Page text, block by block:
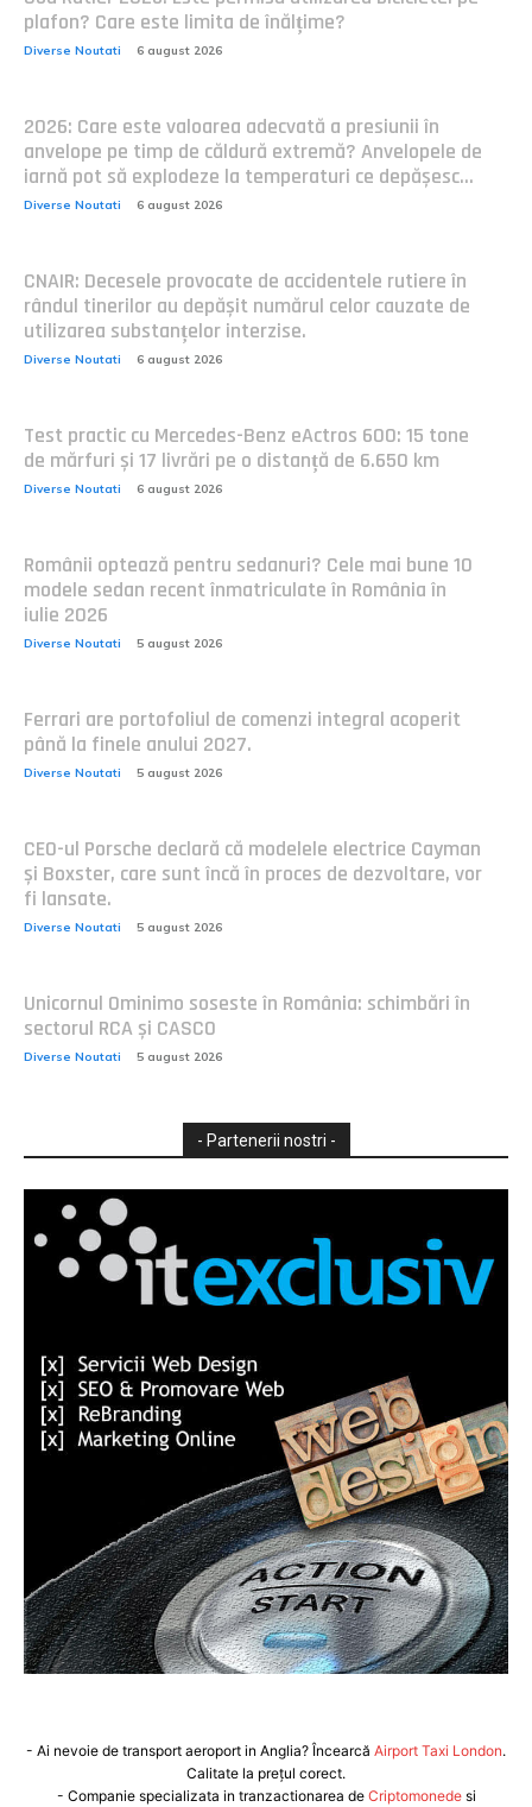
plafon? Care este limita de înălțime?
Diverse Noutati 6 august 2026
2026: Care este valoarea adecvată a presiunii în
anvelope pe timp de căldură extremă? Anvelopele de
iarnă pot să explodeze la temperaturi ce depășesc...
Diverse Noutati 6 august 2026
CNAIR: Decesele provocate de accidentele rutiere în
rândul tinerilor au depășit numărul celor cauzate de
utilizarea substanțelor interzise.
Diverse Noutati 6 august 2026
Test practic cu Mercedes-Benz eActros 600: 15 tone
de mărfuri și 17 livrări pe o distanță de 6.650 km
Diverse Noutati 6 august 2026
Românii optează pentru sedanuri? Cele mai bune 10
modele sedan recent înmatriculate în România în
iulie 2026
Diverse Noutati 5 august 2026
Ferrari are portofoliul de comenzi integral acoperit
până la finele anului 2027.
Diverse Noutati 5 august 2026
CEO-ul Porsche declară că modelele electrice Cayman
și Boxster, care sunt încă în proces de dezvoltare, vor
fi lansate.
Diverse Noutati 5 august 2026
Unicornul Ominimo soseste în România: schimbări în
sectorul RCA și CASCO
Diverse Noutati 5 august 2026
- Partenerii nostri -
- Ai nevoie de transport aeroport in Anglia? Încearcă Airport Taxi London.
Calitate la prețul corect.
- Companie specializata in tranzactionarea de Criptomonedesi